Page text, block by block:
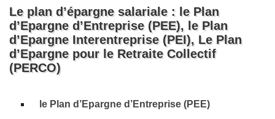
Le plan d’épargne salariale : le Plan
d’Epargne d’Entreprise (PEE), le Plan
d’Epargne Interentreprise (PEI), Le Plan
d’Epargne pour le Retraite Collectif
(PERCO)
le Plan d’Epargne d’Entreprise (PEE)